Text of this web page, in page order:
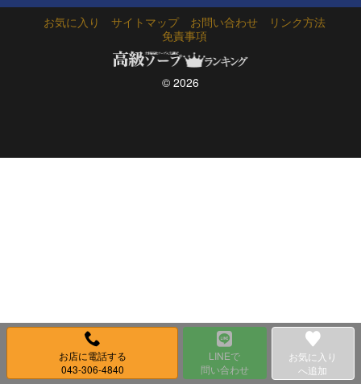
お気に入り
サイトマップ お問い合わせ
リンク方法
免責事項
© 2026
お店に電話する
043-306-4840
LINEで
問い合わせ
お気に入り